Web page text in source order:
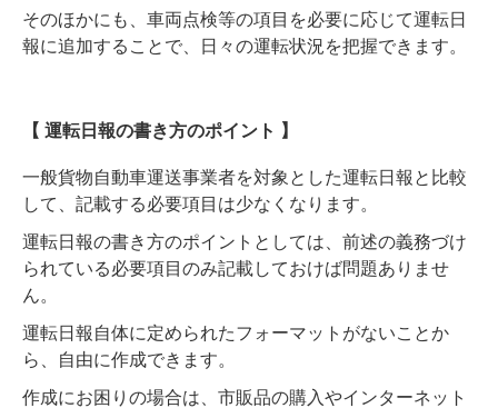
そのほかにも、車両点検等の項目を必要に応じて運転日
報に追加することで、日々の運転状況を把握できます。
【 運転日報の書き方のポイント 】
一般貨物自動車運送事業者を対象とした運転日報と比較
して、記載する必要項目は少なくなります。
運転日報の書き方のポイントとしては、前述の義務づけ
られている必要項目のみ記載しておけば問題ありませ
ん。
運転日報自体に定められたフォーマットがないことか
ら、自由に作成できます。
作成にお困りの場合は、市販品の購入やインターネット